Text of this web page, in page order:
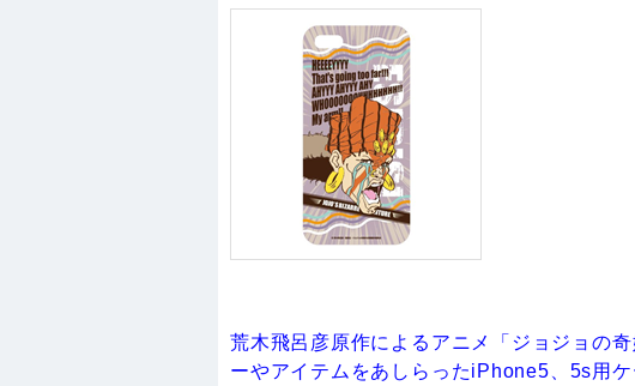
荒木飛呂彦原作によるアニメ「ジョジョの
ーやアイテムをあしらったiPhone5、5s用ケ